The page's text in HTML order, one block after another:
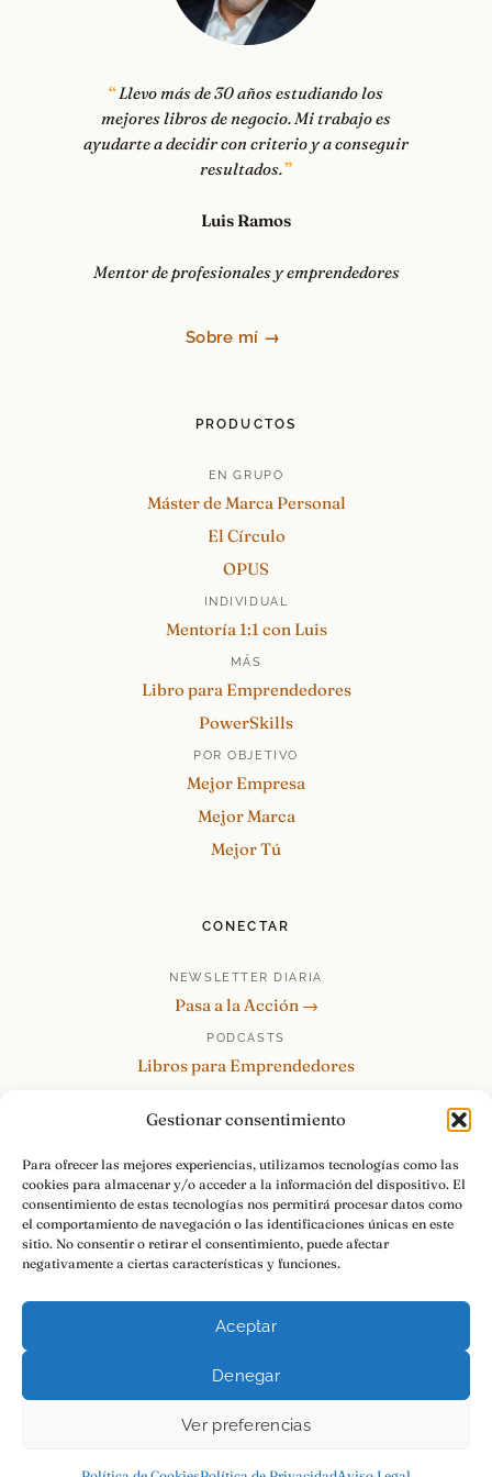
Gestionar consentimiento
Para ofrecer las mejores experiencias, utilizamos tecnologías como las
cookies para almacenar y/o acceder a la información del dispositivo. El
consentimiento de estas tecnologías nos permitirá procesar datos como
el comportamiento de navegación o las identificaciones únicas en este
sitio. No consentir o retirar el consentimiento, puede afectar
negativamente a ciertas características y funciones.
Aceptar
Denegar
Ver preferencias
Llevo más de 30 años estudiando los
mejores libros de negocio. Mi trabajo es
ayudarte a decidir con criterio y a conseguir
resultados.
Luis Ramos
Mentor de profesionales y emprendedores
Sobre mí →
PRODUCTOS
EN GRUPO
Máster de Marca Personal
El Círculo
OPUS
INDIVIDUAL
Mentoría 1:1 con Luis
MÁS
Libro para Emprendedores
PowerSkills
POR OBJETIVO
Mejor Empresa
Mejor Marca
Mejor Tú
CONECTAR
NEWSLETTER DIARIA
Pasa a la Acción →
PODCASTS
Libros para Emprendedores
re:Invéntate / PowerSkills
MENTOR360
HABLAMOS
Contacto y consultas →
Aviso LegalPrivacidad
Pasa a la Acción.